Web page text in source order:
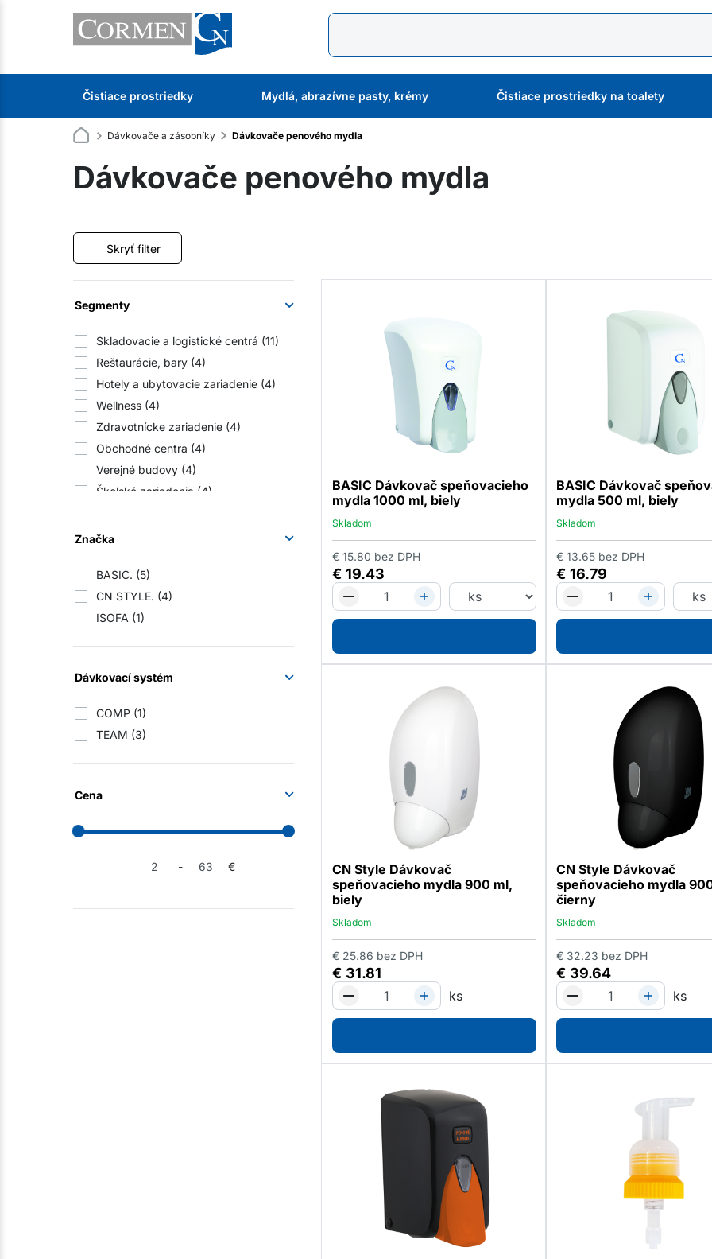
Čistiace prostriedky Mydlá, abrazívne pasty, krémy Čistiace prostriedky na toalety
Dávkovače a zásobníky Dávkovače penového mydla
Dávkovače penového mydla
Skryť filter
Segmenty
Skladovacie a logistické centrá (11)
Reštaurácie, bary (4)
Hotely a ubytovacie zariadenie (4)
Wellness (4)
Zdravotnícke zariadenie (4)
Obchodné centra (4)
Verejné budovy (4)
Školské zariadenia (4)
Hromadné stravovanie
Športoviská a telocvične
Priemyselné podniky
Značka
BASIC. (5)
CN STYLE. (4)
ISOFA (1)
Dávkovací systém
COMP (1)
TEAM (3)
Cena
- €
BASIC Dávkovač speňovacieho
mydla 1000 ml, biely
Skladom
€ 19.43
€ 15.80 bez DPH
BASIC Dávkovač
mydla 500 ml, biely
Skladom
€ 16.79
€ 13.65 bez DPH
CN Style Dávkovač
speňovacieho mydla 900 ml,
biely
Skladom
€ 31.81
€ 25.86 bez DPH
ks
CN Style Dávkovač
speňovacieho mydla
čierny
Skladom
€ 39.64
€ 32.23 bez DPH
ks